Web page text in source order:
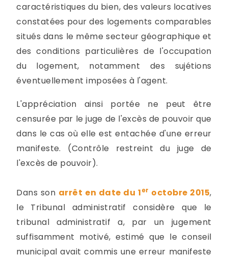
caractéristiques du bien, des valeurs locatives
constatées pour des logements comparables
situés dans le même secteur géographique et
des conditions particulières de l'occupation
du logement, notamment des sujétions
éventuellement imposées à l'agent.
L'appréciation ainsi portée ne peut être
censurée par le juge de l'excès de pouvoir que
dans le cas où elle est entachée d'une erreur
manifeste. (Contrôle restreint du juge de
l'excès de pouvoir).
Dans son arrêt en date du 1er octobre 2015,
le Tribunal administratif considère que le
tribunal administratif a, par un jugement
suffisamment motivé, estimé que le conseil
municipal avait commis une erreur manifeste